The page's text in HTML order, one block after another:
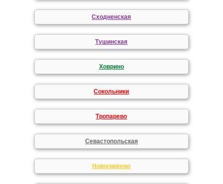
Сходненская
Тушинская
Ховрино
Сокольники
Тропарево
Севастопольская
Новогиреево